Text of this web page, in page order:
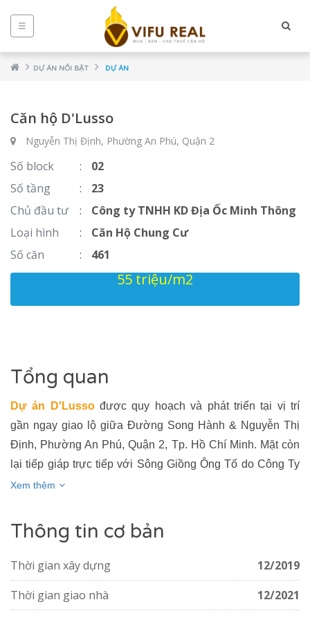
☰
DỰ ÁN NỔI BẬT DỰ ÁN
Căn hộ D'Lusso
Nguyễn Thị Định, Phường An Phú, Quận 2
Số block :
02
Số tầng
:
23
Chủ đầu tư
:
Công ty TNHH KD Địa Ốc Minh Thông
Loại hình
:
Căn Hộ Chung Cư
Số căn
: 461
55 triệu/m2
Tổng quan
Dự án D'Lussođược quy hoạch và phát triển tại vị trí
gần ngay giao lộ giữa Đường Song Hành & Nguyễn Thị
Định, Phường An Phú, Quận 2, Tp. Hồ Chí Minh. Mặt còn
lại tiếp giáp trực tiếp với Sông Giồng Ông Tố do Công Ty
TNHH Kinh Doanh Địa Ốc Minh Thông làm chủ đầu tư.
Xem thêm
Thông tin cơ bản
Thời gian xây dựng
12/2019
Thời gian giao nhà
12/2021